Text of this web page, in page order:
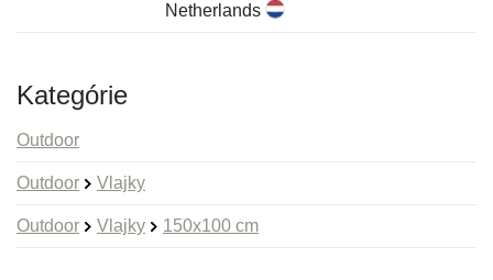
Netherlands
Kategórie
Outdoor
Outdoor Vlajky
Outdoor Vlajky 150x100 cm